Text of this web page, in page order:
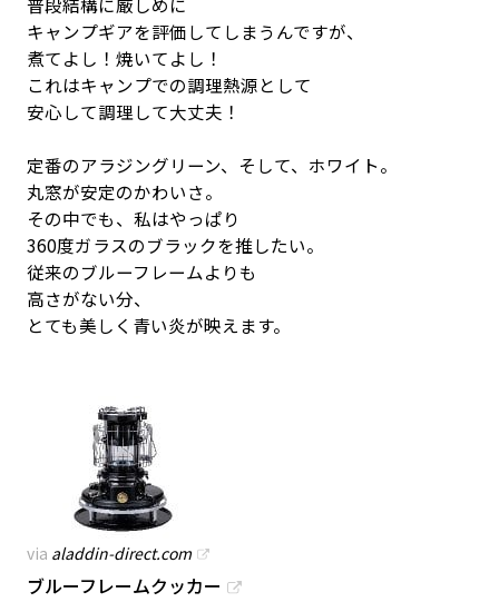
キャンプギアを評価してしまうんですが、
煮てよし！焼いてよし！
これはキャンプでの調理熱源として
安心して調理して大丈夫！
定番のアラジングリーン、そして、ホワイト。
丸窓が安定のかわいさ。
その中でも、私はやっぱり
360度ガラスのブラックを推したい。
従来のブルーフレームよりも
高さがない分、
とても美しく青い炎が映えます。
via aladdin-direct.com
ブルーフレームクッカー